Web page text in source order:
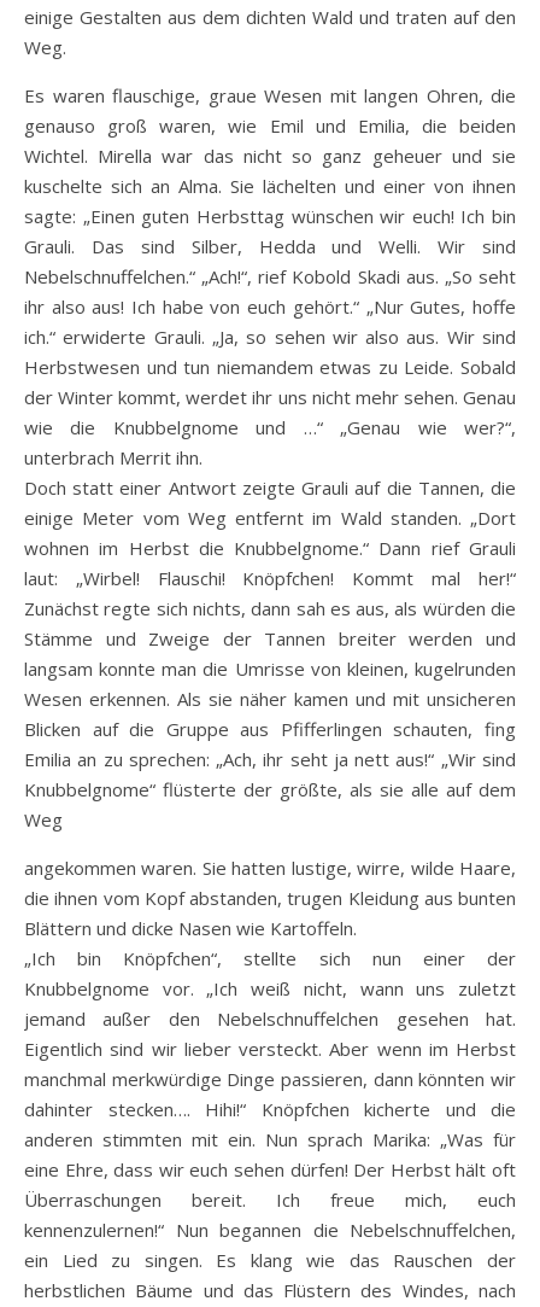
einige Gestalten aus dem dichten Wald und traten auf den
Weg.
Es waren flauschige, graue Wesen mit langen Ohren, die
genauso groß waren, wie Emil und Emilia, die beiden
Wichtel. Mirella war das nicht so ganz geheuer und sie
kuschelte sich an Alma. Sie lächelten und einer von ihnen
sagte: „Einen guten Herbsttag wünschen wir euch! Ich bin
Grauli. Das sind Silber, Hedda und Welli. Wir sind
Nebelschnuffelchen.“ „Ach!“, rief Kobold Skadi aus. „So seht
ihr also aus! Ich habe von euch gehört.“ „Nur Gutes, hoffe
ich.“ erwiderte Grauli. „Ja, so sehen wir also aus. Wir sind
Herbstwesen und tun niemandem etwas zu Leide. Sobald
der Winter kommt, werdet ihr uns nicht mehr sehen. Genau
wie die Knubbelgnome und …“ „Genau wie wer?“,
unterbrach Merrit ihn.
Doch statt einer Antwort zeigte Grauli auf die Tannen, die
einige Meter vom Weg entfernt im Wald standen. „Dort
wohnen im Herbst die Knubbelgnome.“ Dann rief Grauli
laut: „Wirbel! Flauschi! Knöpfchen! Kommt mal her!“
Zunächst regte sich nichts, dann sah es aus, als würden die
Stämme und Zweige der Tannen breiter werden und
langsam konnte man die Umrisse von kleinen, kugelrunden
Wesen erkennen. Als sie näher kamen und mit unsicheren
Blicken auf die Gruppe aus Pfifferlingen schauten, fing
Emilia an zu sprechen: „Ach, ihr seht ja nett aus!“ „Wir sind
Knubbelgnome“ flüsterte der größte, als sie alle auf dem
Weg
angekommen waren. Sie hatten lustige, wirre, wilde Haare,
die ihnen vom Kopf abstanden, trugen Kleidung aus bunten
Blättern und dicke Nasen wie Kartoffeln.
„Ich bin Knöpfchen“, stellte sich nun einer der
Knubbelgnome vor. „Ich weiß nicht, wann uns zuletzt
jemand außer den Nebelschnuffelchen gesehen hat.
Eigentlich sind wir lieber versteckt. Aber wenn im Herbst
manchmal merkwürdige Dinge passieren, dann könnten wir
dahinter stecken…. Hihi!“ Knöpfchen kicherte und die
anderen stimmten mit ein. Nun sprach Marika: „Was für
eine Ehre, dass wir euch sehen dürfen! Der Herbst hält oft
Überraschungen bereit. Ich freue mich, euch
kennenzulernen!“ Nun begannen die Nebelschnuffelchen,
ein Lied zu singen. Es klang wie das Rauschen der
herbstlichen Bäume und das Flüstern des Windes, nach